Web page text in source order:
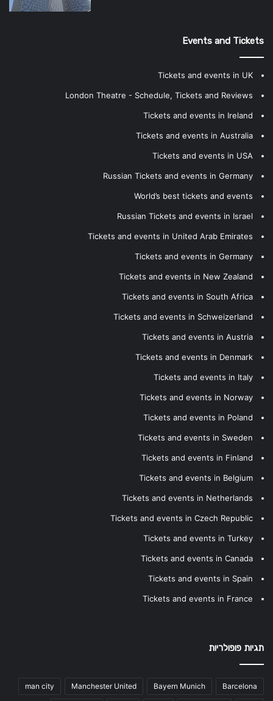
Events and Tickets
Tickets and events in UK
London Theatre - Schedule, Tickets and Reviews
Tickets and events in Ireland
Tickets and events in Australia
Tickets and events in USA
Russian Tickets and events in Germany
World’s best tickets and events
Russian Tickets and events in Israel
Tickets and events in United Arab Emirates
Tickets and events in Germany
Tickets and events in New Zealand
Tickets and events in South Africa
Tickets and events in Schweizerland
Tickets and events in Austria
Tickets and events in Denmark
Tickets and events in Italy
Tickets and events in Norway
Tickets and events in Poland
Tickets and events in Sweden
Tickets and events in Finland
Tickets and events in Belgium
Tickets and events in Netherlands
Tickets and events in Czech Republic
Tickets and events in Turkey
Tickets and events in Canada
Tickets and events in Spain
Tickets and events in France
תגיות פופולריות
Barcelona
Bayern Munich
Manchester United
man city